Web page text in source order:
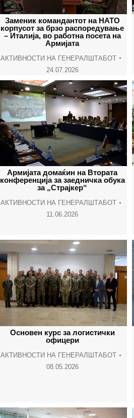
Заменик командантот на НАТО
корпусот за брзо распоредување
– Италија, во работна посета на
Армијата
АКТИВНОСТИ НА ГЕНЕРАЛШТАБОТ
24.07.2026
Армијата домаќин на Втората
конференција за заедничка обука
за „Страјкер“
АКТИВНОСТИ НА ГЕНЕРАЛШТАБОТ
11.06.2026
Основен курс за логистички
офицери
АКТИВНОСТИ НА ГЕНЕРАЛШТАБОТ
08.05.2026